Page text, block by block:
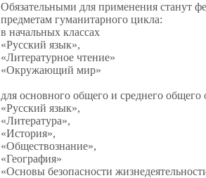
Обязательными для применения станут
предметам гуманитарного цикла:
в начальных классах
«Русский язык»,
«Литературное чтение»
«Окружающий мир»
для основного общего и среднего общего
«Русский язык»,
«Литература»,
«История»,
«Обществознание»,
«География»
«Основы безопасности